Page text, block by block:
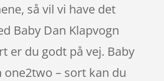
så vil vi have det
Baby Dan Klapvogn
er du godt på vej. Baby
one2two – sort kan du